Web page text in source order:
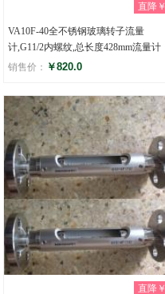
直降
VA10F-40全不锈钢玻璃转子流量
计,G11/2内螺纹,总长度428mm流量计
销售价： ￥820.0
评分
(0)
直降